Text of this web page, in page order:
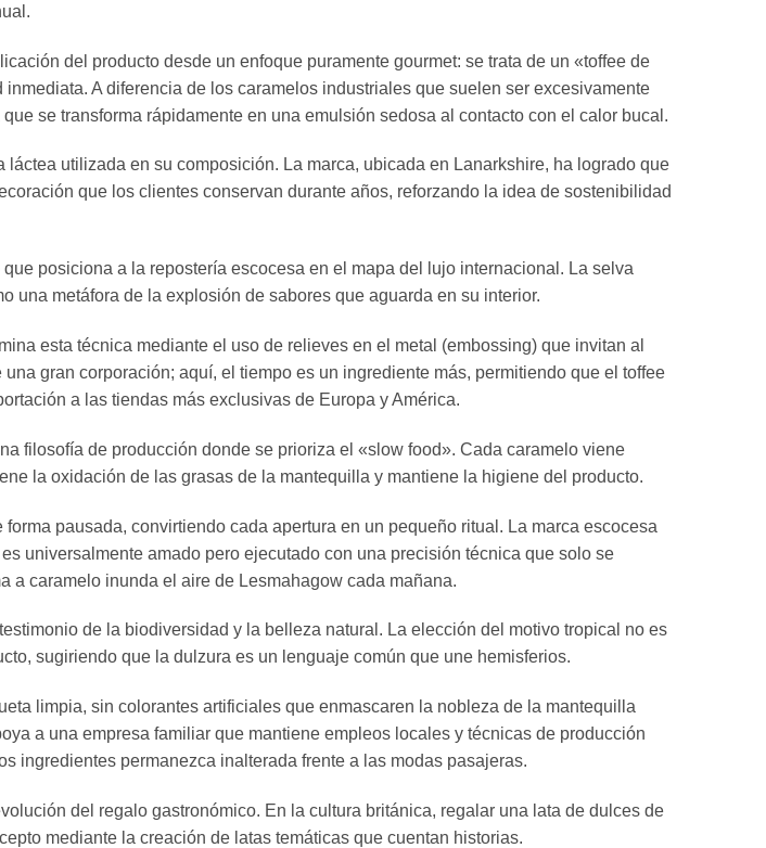
del producto desde un enfoque puramente gourmet: se trata de un «toffee de
A diferencia de los caramelos industriales que suelen ser excesivamente
se transforma rápidamente en una emulsión sedosa al contacto con el calor bucal.
utilizada en su composición. La marca, ubicada en Lanarkshire, ha logrado que
que los clientes conservan durante años, reforzando la idea de sostenibilidad
posiciona a la repostería escocesa en el mapa del lujo internacional. La selva
una metáfora de la explosión de sabores que aguarda en su interior.
esta técnica mediante el uso de relieves en el metal (embossing) que invitan al
gran corporación; aquí, el tiempo es un ingrediente más, permitiendo que el toffee
a las tiendas más exclusivas de Europa y América.
filosofía de producción donde se prioriza el «slow food». Cada caramelo viene
la oxidación de las grasas de la mantequilla y mantiene la higiene del producto.
pausada, convirtiendo cada apertura en un pequeño ritual. La marca escocesa
universalmente amado pero ejecutado con una precisión técnica que solo se
a caramelo inunda el aire de Lesmahagow cada mañana.
de la biodiversidad y la belleza natural. La elección del motivo tropical no es
sugiriendo que la dulzura es un lenguaje común que une hemisferios.
limpia, sin colorantes artificiales que enmascaren la nobleza de la mantequilla
a una empresa familiar que mantiene empleos locales y técnicas de producción
ingredientes permanezca inalterada frente a las modas pasajeras.
del regalo gastronómico. En la cultura británica, regalar una lata de dulces de
mediante la creación de latas temáticas que cuentan historias.